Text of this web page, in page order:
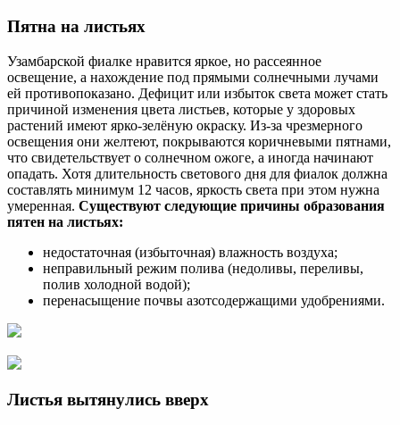
Пятна на листьях
Узамбарской фиалке нравится яркое, но рассеянное
освещение, а нахождение под прямыми солнечными лучами
ей противопоказано. Дефицит или избыток света может стать
причиной изменения цвета листьев, которые у здоровых
растений имеют ярко-зелёную окраску. Из-за чрезмерного
освещения они желтеют, покрываются коричневыми пятнами,
что свидетельствует о солнечном ожоге, а иногда начинают
опадать. Хотя длительность светового дня для фиалок должна
составлять минимум 12 часов, яркость света при этом нужна
умеренная. Существуют следующие причины образования
пятен на листьях:
недостаточная (избыточная) влажность воздуха;
неправильный режим полива (недоливы, переливы,
полив холодной водой);
перенасыщение почвы азотсодержащими удобрениями.
Листья вытянулись вверх